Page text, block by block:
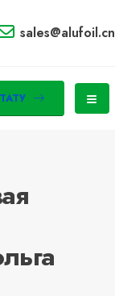
sales@alufoil.cn